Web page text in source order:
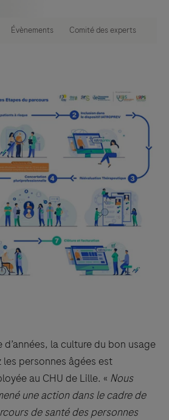
Évènements Comité des experts
la culture du bon usage
personnes âgées est
au CHU de Lille. « Nous
une action dans le cadre de
de santé des personnes